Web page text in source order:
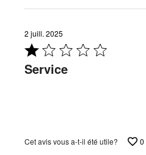
2 juill. 2025
Coté
1 sur
5
Service
Cet avis vous a-t-il été utile? 0